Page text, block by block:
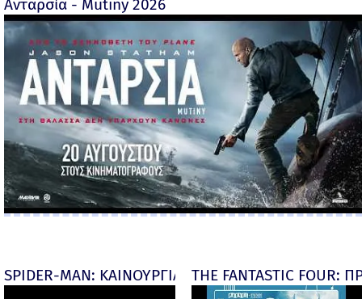
Ανταρσία - Mutiny 2026
SPIDER-MAN: ΚΑΙΝΟΥΡΓΙΑ ΜΕΡΑ (Spider-Man:
THE FANTASTIC